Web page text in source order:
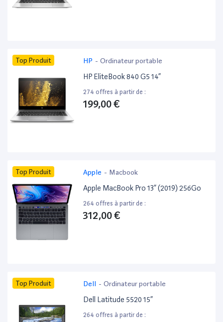
Top Produit HP - Ordinateur portable
HP EliteBook 840 G5 14”
274 offres à partir de :
199,00 €
Top Produit Apple - Macbook
Apple MacBook Pro 13” (2019) 256Go
264 offres à partir de :
312,00 €
Top Produit Dell - Ordinateur portable
Dell Latitude 5520 15”
264 offres à partir de :